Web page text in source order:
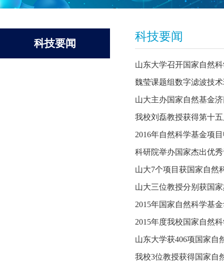
科技要闻
科技要闻
山东大学召开国家自然
魏莹课题组数字滤波技
山大主办国家自然基金
我校刘磊教授获得第十
2016年自然科学基金项
科研院举办国家杰出优
山大7个项目获国家自然
山大三位教授分别获国
2015年国家自然科学基
2015年度我校国家自然
山东大学获406项国家自
我校3位教授获得国家自